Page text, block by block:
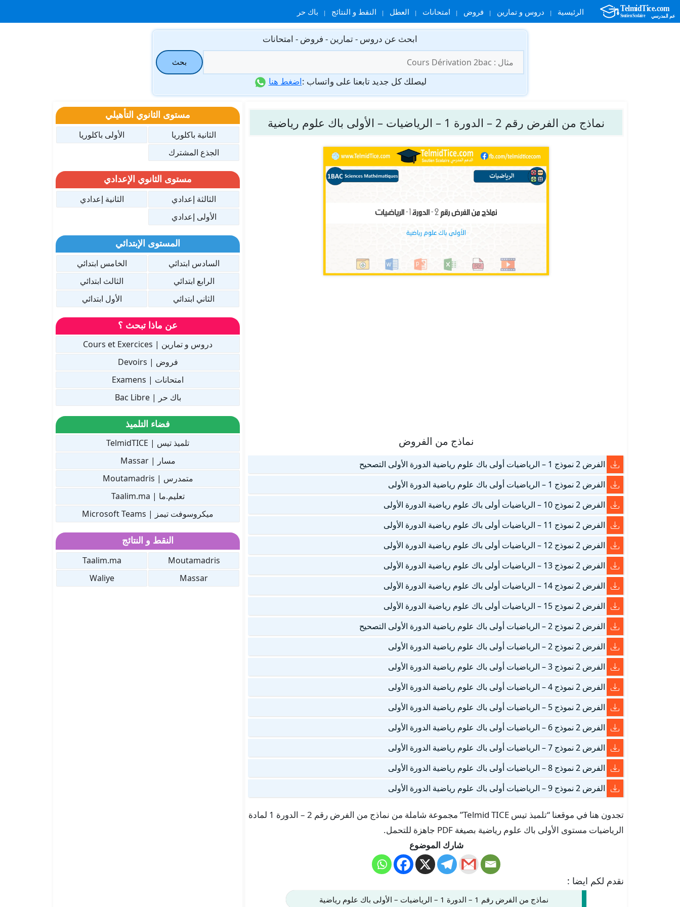
الرئيسية دروس و تمارين فروض امتحانات العطل النقط و النتائج باك حر
ابحث عن دروس - تمارين - فروض - امتحانات
عن:
بحث
ليصلك كل جديد تابعنا على واتساب :اضغط هنا
نماذج من الفرض رقم 2 – الدورة 1 – الرياضيات – الأولى باك علوم رياضية
نماذج من الفروض
الفرض 2 نموذج 1 – الرياضيات أولى باك علوم رياضية الدورة الأولى التصحيح
الفرض 2 نموذج 1 – الرياضيات أولى باك علوم رياضية الدورة الأولى
الفرض 2 نموذج 10 – الرياضيات أولى باك علوم رياضية الدورة الأولى
الفرض 2 نموذج 11 – الرياضيات أولى باك علوم رياضية الدورة الأولى
الفرض 2 نموذج 12 – الرياضيات أولى باك علوم رياضية الدورة الأولى
الفرض 2 نموذج 13 – الرياضيات أولى باك علوم رياضية الدورة الأولى
الفرض 2 نموذج 14 – الرياضيات أولى باك علوم رياضية الدورة الأولى
الفرض 2 نموذج 15 – الرياضيات أولى باك علوم رياضية الدورة الأولى
الفرض 2 نموذج 2 – الرياضيات أولى باك علوم رياضية الدورة الأولى التصحيح
الفرض 2 نموذج 2 – الرياضيات أولى باك علوم رياضية الدورة الأولى
الفرض 2 نموذج 3 – الرياضيات أولى باك علوم رياضية الدورة الأولى
الفرض 2 نموذج 4 – الرياضيات أولى باك علوم رياضية الدورة الأولى
الفرض 2 نموذج 5 – الرياضيات أولى باك علوم رياضية الدورة الأولى
الفرض 2 نموذج 6 – الرياضيات أولى باك علوم رياضية الدورة الأولى
الفرض 2 نموذج 7 – الرياضيات أولى باك علوم رياضية الدورة الأولى
الفرض 2 نموذج 8 – الرياضيات أولى باك علوم رياضية الدورة الأولى
الفرض 2 نموذج 9 – الرياضيات أولى باك علوم رياضية الدورة الأولى
تجدون هنا في موقعنا “تلميذ تيس Telmid TICE” مجموعة شاملة من نماذج من الفرض رقم 2 – الدورة 1 لمادة
الرياضيات مستوى الأولى باك علوم رياضية بصيغة PDF جاهزة للتحمل.
شارك الموضوع
نقدم لكم ايضا :
نماذج من الفرض رقم 1 – الدورة 1 – الرياضيات – الأولى باك علوم رياضية
مستوى الثانوي التأهيلي
الثانية باكلوريا
الأولى باكلوريا
الجذع المشترك
مستوى الثانوي الإعدادي
الثالثة إعدادي
الثانية إعدادي
الأولى إعدادي
المستوى الإبتدائي
السادس ابتدائي
الخامس ابتدائي
الرابع ابتدائي
الثالث ابتدائي
الثاني ابتدائي
الأول ابتدائي
عن ماذا تبحث ؟
دروس و تمارين | Cours et Exercices
فروض | Devoirs
امتحانات | Examens
باك حر | Bac Libre
فضاء التلميذ
تلميذ تيس | TelmidTICE
مسار | Massar
متمدرس | Moutamadris
تعليم.ما | Taalim.ma
ميكروسوفت تيمز | Microsoft Teams
النقط و النتائج
Moutamadris
Taalim.ma
Massar
Waliye